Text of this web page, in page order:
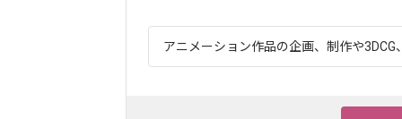
アニメーション作品の企画、制作や